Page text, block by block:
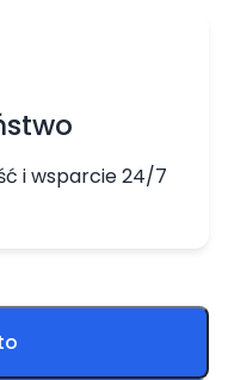
i wsparcie 24/7